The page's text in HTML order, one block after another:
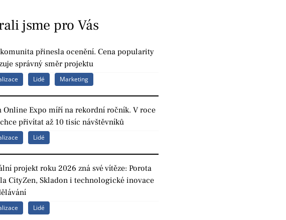
jsme pro Vás
přinesla ocenění. Cena popularity
správný směr projektu
Lidé Marketing
Online Expo míří na rekordní ročník. V roce
přivítat až 10 tisíc návštěvníků
Lidé
projekt roku 2026 zná své vítěze: Porota
CityZen, Skladon i technologické inovace
Lidé